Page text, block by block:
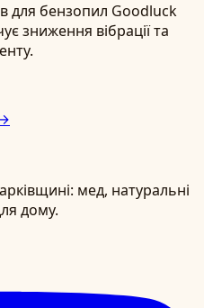
для бензопил Goodluck
зниження вібрації та
мед, натуральні
дому.